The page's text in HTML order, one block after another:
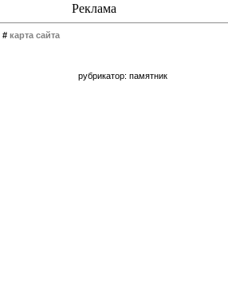
Реклама
# карта сайта
рубрикатор: памятник